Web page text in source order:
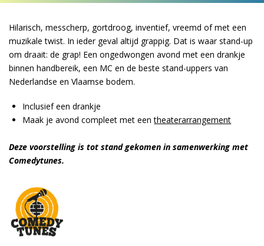
Hilarisch, messcherp, gortdroog, inventief, vreemd of met een
muzikale twist. In ieder geval altijd grappig. Dat is waar stand-up
om draait: de grap! Een ongedwongen avond met een drankje
binnen handbereik, een MC en de beste stand-uppers van
Nederlandse en Vlaamse bodem.
Inclusief een drankje
Maak je avond compleet met eentheaterarrangement
Deze voorstelling is tot stand gekomen in samenwerking met
Comedytunes.